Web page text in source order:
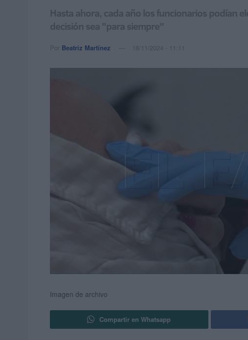
Hasta ahora, cada año los funcionarios podían
decisión sea "para siempre"
Por Beatriz Martínez 18/11/2024 - 11:11
Imagen de archivo
Compartir en Whatsapp